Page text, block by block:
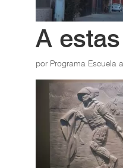
A
por Programa Escuela